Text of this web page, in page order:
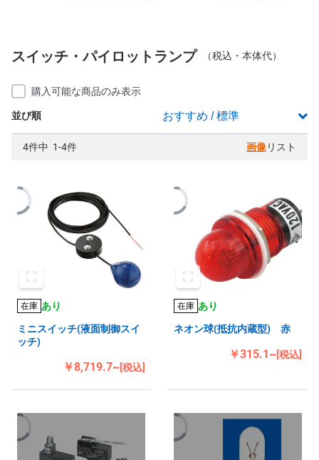
スイッチ・パイロットランプ （税込・本体代）
購入可能な商品のみ表示
並び順
4件中 1-4件 画像 リスト
在庫 あり
ミニスイッチ(液面制御スイ
ッチ)
￥8,719.7~[税込]
在庫 あり
ネオン球(抵抗内蔵型) 赤
￥315.1~[税込]